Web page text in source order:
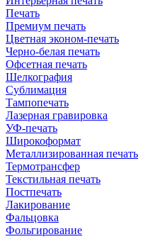
Печать
Премиум печать
Цветная эконом-печать
Черно-белая печать
Офсетная печать
Шелкография
Сублимация
Тампопечать
Лазерная гравировка
УФ-печать
Широкоформат
Металлизированная печать
Термотрансфер
Текстильная печать
Постпечать
Лакирование
Фальцовка
Фольгирование